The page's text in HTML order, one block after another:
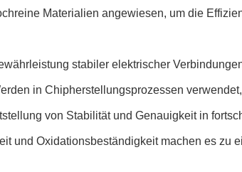
Materialien angewiesen, um die
stabiler elektrischer
in Chipherstellungsprozessen
von Stabilität und Genauigkeit in
und Oxidationsbeständigkeit machen es